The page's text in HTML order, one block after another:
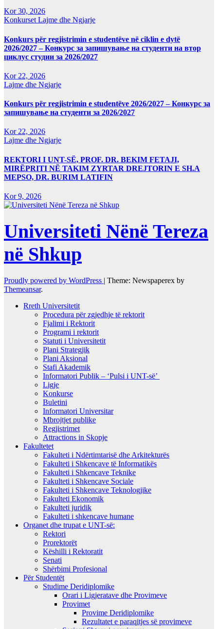
Kor 30, 2026
Konkurset Lajme dhe Ngjarje
Konkurs për regjistrimin e studentëve në ciklin e dytë
2026/2027 – Конкурс за запишување на студенти на втор
циклус студии за 2026/2027
Kor 22, 2026
Lajme dhe Ngjarje
Konkurs për regjistrimin e studentëve 2026/2027 – Конкурс за
запишување на студенти за 2026/2027
Kor 22, 2026
Lajme dhe Ngjarje
REKTORI I UNT-SË, PROF. DR. BEKIM FETAJI,
MIRËPRITI NË TAKIM ZYRTAR DREJTORIN E SH.A
MEPSO, DR. BURIM LATIFIN
Kor 9, 2026
Universiteti Nënë Tereza
në Shkup
Proudly powered by WordPress | Theme: Newspaperex by
Themeansar.
Rreth Universitetit
Procedura për zgjedhje të rektorit
Fjalimi i Rektorit
Programi i rektorit
Statuti i Universitetit
Plani Strategjik
Plani Aksional
Stafi Akademik
Informatori Publik – ‘Pulsi i UNT-së’
Ligje
Konkurse
Buletini
Informatori Universitar
Mbrojtjet publike
Regjistrimet
Attractions in Skopje
Fakultetet
Fakulteti i Ndërtimtarisë dhe Arkitekturës
Fakulteti i Shkencave të Informatikës
Fakulteti i Shkencave Teknike
Fakulteti i Shkencave Sociale
Fakulteti i Shkencave Teknologjike
Fakulteti Ekonomik
Fakulteti juridik
Fakulteti i shkencave humane
Organet dhe trupat e UNT-së:
Rektori
Prorektorët
Këshilli i Rektoratit
Senati
Shërbimi Profesional
Për Studentët
Studime Deridiplomike
Orari i Ligjeratave dhe Provimeve
Provimet
Provime Deridiplomike
Rezultatet e paraqitjes së provimeve